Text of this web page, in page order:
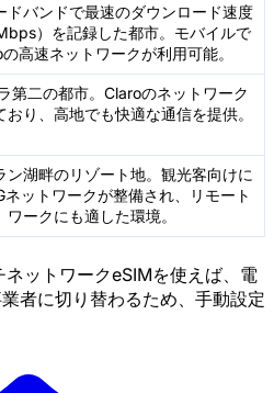
ドバンドで最速のダウンロード速度
）を記録した都市。モバイルで
高速ネットワークが利用可能。
第二の都市。Claroのネットワーク
おり、高地でも快適な通信を提供。
ン湖畔のリゾート地。観光客向けに
ネットワークが整備され、リモート
ワークにも適した環境。
ットワークeSIMを使えば、電
者に切り替わるため、手動設定